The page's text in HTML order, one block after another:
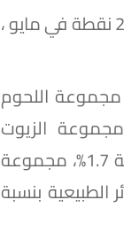
أشار إلى أن الرقم القياسي العام لأسعار المستهلكين لإجمالي الجمهورية بلغ 292.0 نقطة في مايو ،
الأسباب إلى ارتفاع أسعار مجموعة الحبوب والخبز بنسبة 0.3%، مجموعة اللحوم
مجموعة الأسماك والمأكولات البحرية بنسبة 1.3%، مجموعة الزيوت
والدهون بنسبة 0.5%، مجموعة الفاكهة بنسبة 12.7%، مجموعة الخضروات بنسبة 1.7%، مجموعة
الطبيعية بنسبة